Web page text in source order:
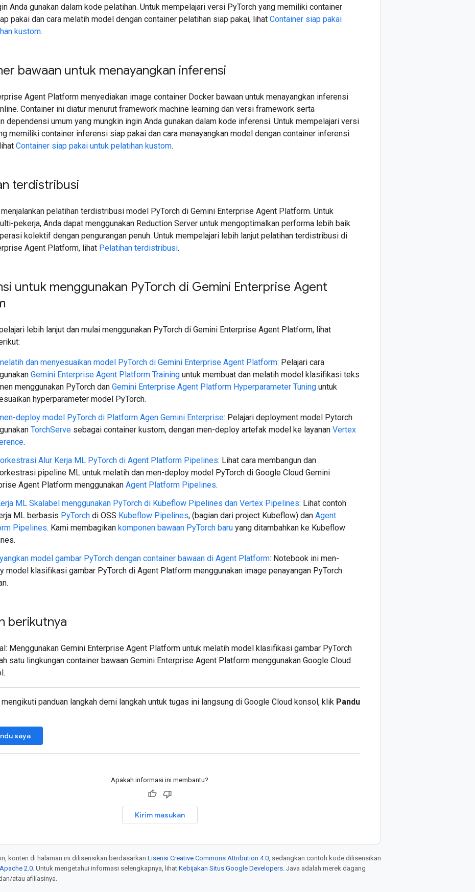
Anda gunakan dalam kode pelatihan. Untuk mempelajari versi PyTorch yang memiliki container
pakai dan cara melatih model dengan container pelatihan siap pakai, lihat Container siap pakai
kustom.
bawaan untuk menayangkan inferensi
Agent Platform menyediakan image container Docker bawaan untuk menayangkan inferensi
Container ini diatur menurut framework machine learning dan versi framework serta
dependensi umum yang mungkin ingin Anda gunakan dalam kode inferensi. Untuk mempelajari versi
memiliki container inferensi siap pakai dan cara menayangkan model dengan container inferensi
Container siap pakai untuk pelatihan kustom.
terdistribusi
pelatihan terdistribusi model PyTorch di Gemini Enterprise Agent Platform. Untuk
pekerja, Anda dapat menggunakan Reduction Server untuk mengoptimalkan performa lebih baik
kolektif dengan pengurangan penuh. Untuk mempelajari lebih lanjut pelatihan terdistribusi di
Agent Platform, lihat Pelatihan terdistribusi.
untuk menggunakan PyTorch di Gemini Enterprise Agent
lebih lanjut dan mulai menggunakan PyTorch di Gemini Enterprise Agent Platform, lihat
dan menyesuaikan model PyTorch di Gemini Enterprise Agent Platform: Pelajari cara
Gemini Enterprise Agent Platform Training untuk membuat dan melatih model klasifikasi teks
menggunakan PyTorch dan Gemini Enterprise Agent Platform Hyperparameter Tuning untuk
hyperparameter model PyTorch.
deploy model PyTorch di Platform Agen Gemini Enterprise: Pelajari deployment model Pytorch
TorchServe sebagai container kustom, dengan men-deploy artefak model ke layanan Vertex
.
Alur Kerja ML PyTorch di Agent Platform Pipelines: Lihat cara membangun dan
pipeline ML untuk melatih dan men-deploy model PyTorch di Google Cloud Gemini
Agent Platform menggunakan Agent Platform Pipelines.
ML Skalabel menggunakan PyTorch di Kubeflow Pipelines dan Vertex Pipelines: Lihat contoh
ML berbasis PyTorch di OSS Kubeflow Pipelines, (bagian dari project Kubeflow) dan Agent
Pipelines. Kami membagikan komponen bawaan PyTorch baru yang ditambahkan ke Kubeflow
model gambar PyTorch dengan container bawaan di Agent Platform: Notebook ini men-
model klasifikasi gambar PyTorch di Agent Platform menggunakan image penayangan PyTorch
berikutnya
Menggunakan Gemini Enterprise Agent Platform untuk melatih model klasifikasi gambar PyTorch
satu lingkungan container bawaan Gemini Enterprise Agent Platform menggunakan Google Cloud
mengikuti panduan langkah demi langkah untuk tugas ini langsung di Google Cloud konsol, klik Pandu
saya
Apakah informasi ini membantu?
Kirim masukan
konten di halaman ini dilisensikan berdasarkan Lisensi Creative Commons Attribution 4.0, sedangkan contoh kode dilisensikan
2.0. Untuk mengetahui informasi selengkapnya, lihat Kebijakan Situs Google Developers. Java adalah merek dagang
atau afiliasinya.